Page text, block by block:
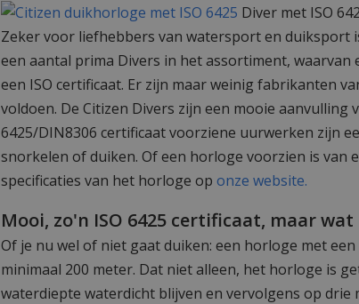
Diver met ISO
Zeker voor liefhebbers van watersport en duiksport
een aantal prima Divers in het assortiment,
een ISO certificaat. Er zijn maar weinig fabrikanten
voldoen. De Citizen Divers zijn een mooie aanvulling
6425/DIN8306 certificaat voorziene uurwerken zijn
snorkelen of duiken. Of een horloge voorzien is van
specificaties van het horloge op onze website.
Mooi, zo'n ISO 6425 certificaat, maar
Of je nu wel of niet gaat duiken: een horloge met
minimaal 200 meter. Dat niet alleen, het horloge is
waterdiepte waterdicht blijven en vervolgens op